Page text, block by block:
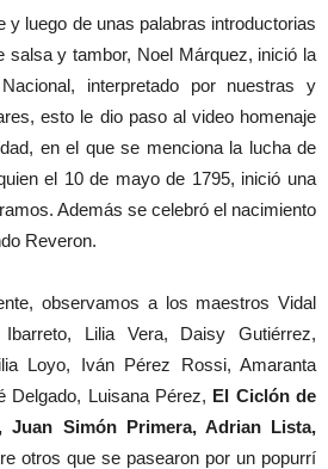
y luego de unas palabras introductorias
salsa y tambor, Noel Márquez, inició la
interpretado por nuestras y
esto le dio paso al video homenaje
en el que se menciona la lucha de
el 10 de mayo de 1795, inició una
Además se celebró el nacimiento
Reveron.
observamos a los maestros Vidal
Ibarreto, Lilia Vera, Daisy Gutiérrez,
Loyo, Iván Pérez Rossi, Amaranta
Delgado, Luisana Pérez, El Ciclón de
Juan Simón Primera, Adrian Lista,
otros que se pasearon por un popurrí